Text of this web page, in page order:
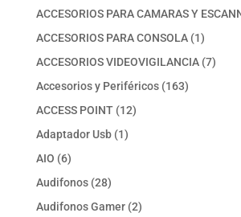
productos
ACCESORIOS PARA CAMARAS Y
ACCESORIOS PARA CONSOLA 11
producto
ACCESORIOS VIDEOVIGILANCIA 77
Accesorios y Periféricos 163163
ACCESS POINT 1212
Adaptador Usb 11
AIO 66
productos
Audifonos 2828
productos
Audifonos Gamer 22